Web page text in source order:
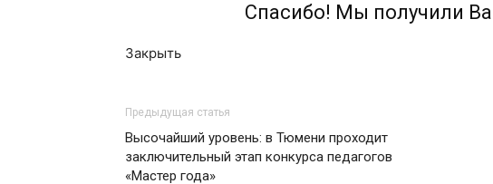
Спасибо! Мы получили
Закрыть
Предыдущая статья
Высочайший уровень: в Тюмени проходит
заключительный этап конкурса педагогов
«Мастер года»